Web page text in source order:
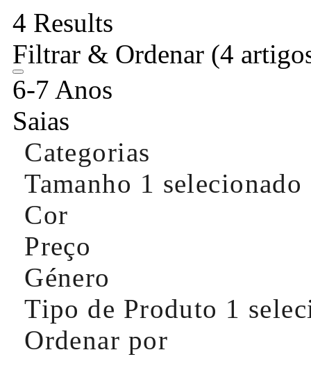
4 Results
Filtrar & Ordenar (4
6-7 Anos
Saias
Categorias
Tamanho 1 selecionado
Cor
Preço
Género
Tipo de Produto 1
Ordenar por